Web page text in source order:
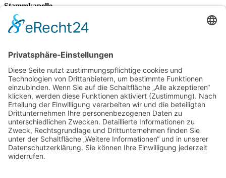
Stammkapelle
Daniel Seitz
Wangerweg 1,86869 Oberostendorf
vorstand@musikverein-oberostendorf.de
Jugendausbildung
Hedwig Stich
Tel.: 0152/08764852
jugend@musikverein-oberostendorf.de
Musikalischer Leiter
Dominik Ertl
dirigent@musikverein-oberostendorf.de